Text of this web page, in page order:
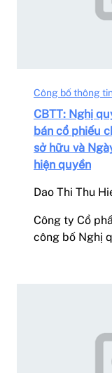
Công bố thông tin
CBTT: Nghị
bán cổ phiếu
sở hữu và
hiện quyền
Dao Thi Thu
Công ty Cổ
công bố Nghị